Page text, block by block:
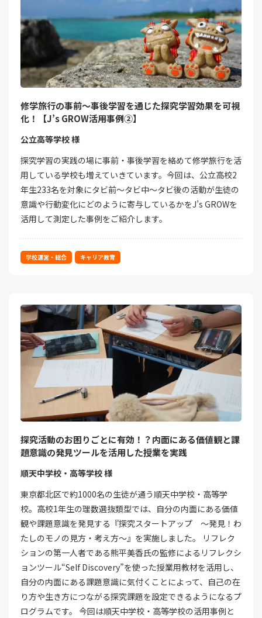
修学旅行の事前～事後学習を通じた探究学習効果を可視
化！【J’s GROW活用事例②】
公立高等学校 様
探究学習の実践の場に事前・事後学習を絡めて修学旅行を活
用している学校も増えていきています。今回は、公立高校2
年生233名を対象にタビ前～タビ中～タビ後の活動が生徒の
意識や行動変化にどのように寄与しているかをJ’s GROWを
活用して測定した事例をご紹介します。
学校運営・総合 キャリア教育
探究活動のお困りごとに有効！？内面にある価値観と課
題意識の発見ツールを活用した授業を実践
順天中学校・高等学校 様
東京都北区で約1000名の生徒が通う順天中学校・高等学
校。高校1年生の理数選抜類型では、自分の内面にある価値
観や課題意識を発見する『探究スタートアップ ～発見！わ
たしのモノの見方・考え方～』を実施しました。 リフレク
ションの第一人者である熊平美香氏の監修によるリフレクシ
ョンツール“Self Discovery”を使った授業用教材を活用し、
自分の内面にある課題意識に気付くことによって、自己の在
り方や生き方につながる探究課題を設定できるようになるプ
ログラムです。 今回は順天中学校・高等学校の活用事例と